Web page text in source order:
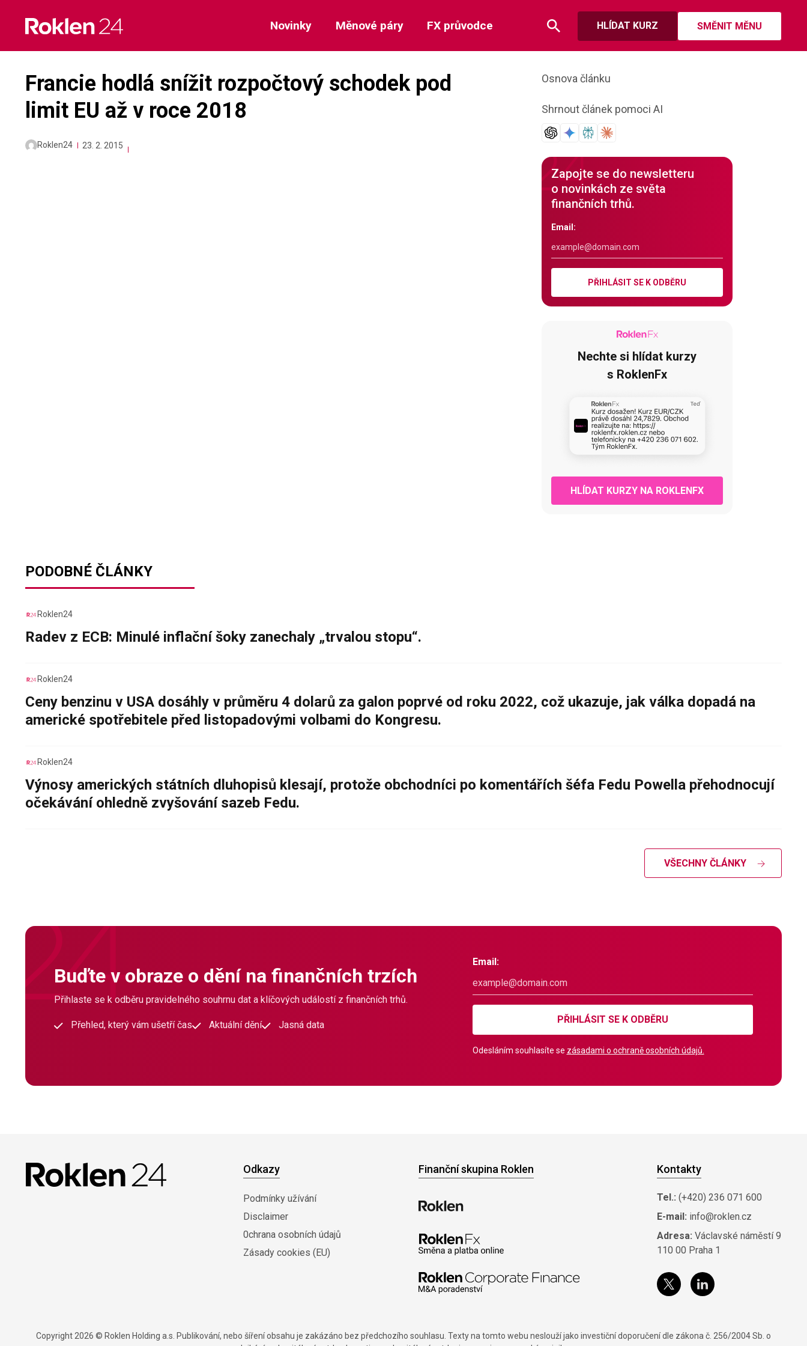
content
HLÍDAT KURZ SMĚNIT MĚNU
Novinky Měnové páry FX průvodce
Francie hodlá snížit rozpočtový schodek pod
limit EU až v roce 2018
Roklen24 23. 2. 2015
Osnova článku
Shrnout článek pomoci AI
Zapojte se do newsletteru
o novinkách ze světa
finančních trhů.
Email:
PŘIHLÁSIT SE K ODBĚRU
Nechte si hlídat kurzy
s RoklenFx
HLÍDAT KURZY NA ROKLENFX
PODOBNÉ ČLÁNKY
Roklen24
Radev z ECB: Minulé inflační šoky zanechaly „trvalou stopu“.
Roklen24
Ceny benzinu v USA dosáhly v průměru 4 dolarů za galon poprvé od roku 2022, což ukazuje, jak válka dopadá na
americké spotřebitele před listopadovými volbami do Kongresu.
Roklen24
Výnosy amerických státních dluhopisů klesají, protože obchodníci po komentářích šéfa Fedu Powella přehodnocují
očekávání ohledně zvyšování sazeb Fedu.
VŠECHNY ČLÁNKY
Buďte v obraze o dění na finančních trzích
Přihlaste se k odběru pravidelného souhrnu dat a klíčových událostí z finančních trhů.
Přehled, který vám ušetří čas Aktuální dění Jasná data
Email:
PŘIHLÁSIT SE K ODBĚRU
Odesláním souhlasíte se zásadami o ochraně osobních údajů.
Odkazy
Podmínky užívání
Disclaimer
0chrana osobních údajů
Zásady cookies (EU)
Finanční skupina Roklen Kontakty
Tel.: (+420) 236 071 600
E-mail: info@roklen.cz
Adresa: Václavské náměstí 9
110 00 Praha 1
Copyright 2026 © Roklen Holding a.s. Publikování, nebo šíření obsahu je zakázáno bez předchozího souhlasu. Texty na tomto webu neslouží jako investiční doporučení dle zákona č. 256/2004 Sb. o